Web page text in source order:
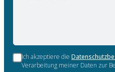
Ich akzeptiere die
Verarbeitung meiner Daten zur